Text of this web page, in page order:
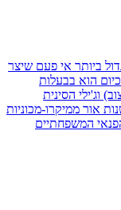
ביותר אי פעם שיצר
סמארט כיום הוא בבעלות
וג'ילי הסינית
והטכנולוגיה). ה-#5 רחוק שנות אור ממיקרו-מכוניות
המשפחתיים